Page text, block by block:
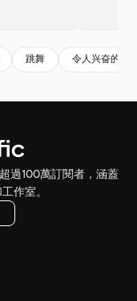
跳舞 令人兴奋的
過100萬訂閱者，涵蓋
作室。